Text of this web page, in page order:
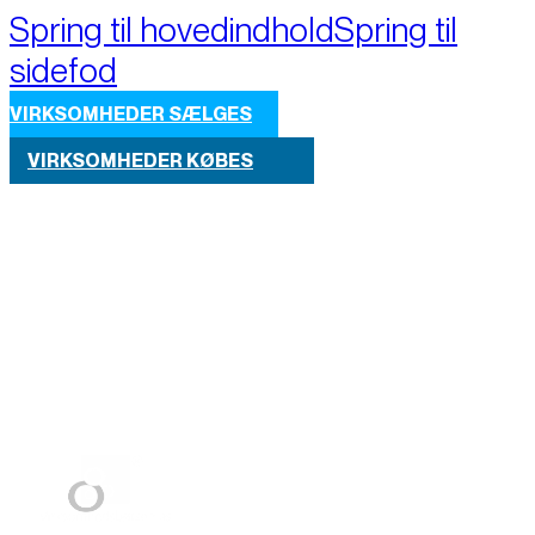
Spring til hovedindholdSpring til
sidefod
VIRKSOMHEDER SÆLGES
VIRKSOMHEDER KØBES